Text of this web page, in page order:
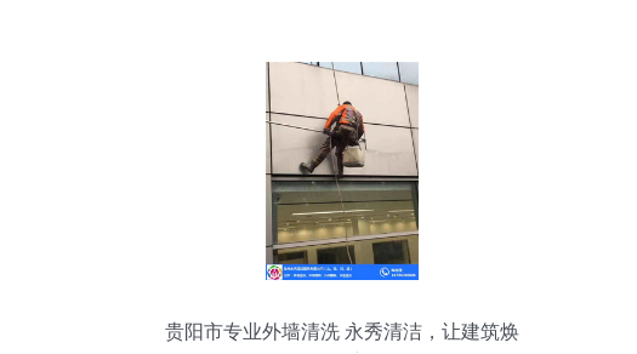
贵阳市专业外墙清洗 永秀清洁，让建筑焕